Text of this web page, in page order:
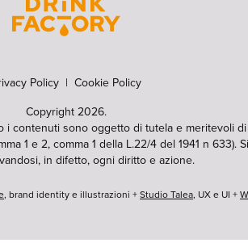
Policy | Cookie Policy
Copyright 2026.
contenuti sono oggetto di tutela e meritevoli
1 e 2, comma 1 della L.22/4 del 1941 n 633).
in difetto, ogni diritto e azione.
, brand identity e illustrazioni +Studio Talea, UX e UI +